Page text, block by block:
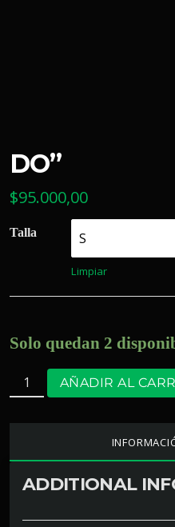
DO”
$95.000,00
Talla
Limpiar
Solo quedan 2
AÑADIR AL
ADDITIONAL